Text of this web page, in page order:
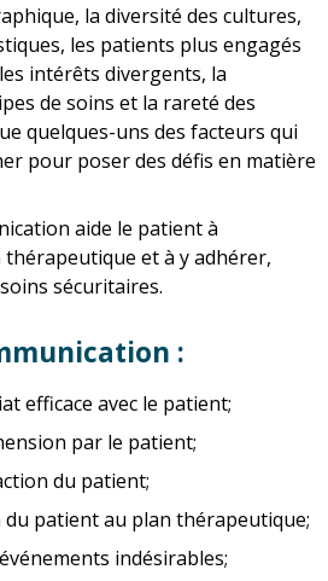
la diversité des cultures,
les patients plus engagés
intérêts divergents, la
de soins et la rareté des
quelques-uns des facteurs qui
pour poser des défis en matière
aide le patient à
et à y adhérer,
sécuritaires.
:
efficace avec le patient;
par le patient;
du patient;
du patient au plan thérapeutique;
indésirables;